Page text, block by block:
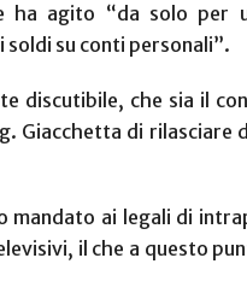
agito “da solo per
soldi su conti personali”.
discutibile, che sia il
Giacchetta di
ai legali di
il che a questo